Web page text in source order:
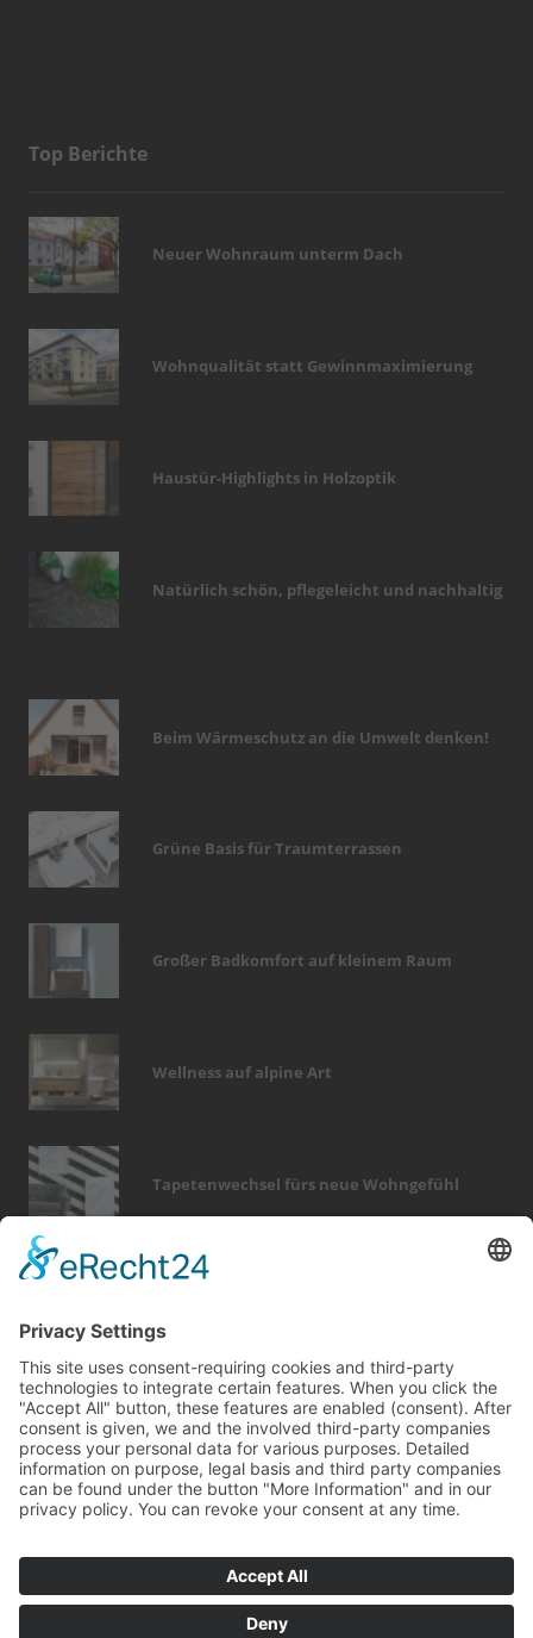
Top Berichte
Neuer Wohnraum unterm Dach
Wohnqualität statt Gewinnmaximierung
Haustür-Highlights in Holzoptik
Natürlich schön, pflegeleicht und nachhaltig
Beim Wärmeschutz an die Umwelt denken!
Grüne Basis für Traumterrassen
Großer Badkomfort auf kleinem Raum
Wellness auf alpine Art
Tapetenwechsel fürs neue Wohngefühl
feuer garten fenster möbel
fliesen
wellness
smart home beratung
dämmung
keller
dekoration kamin türen
finanzierung
elektro
immobilien sicherheit
holz